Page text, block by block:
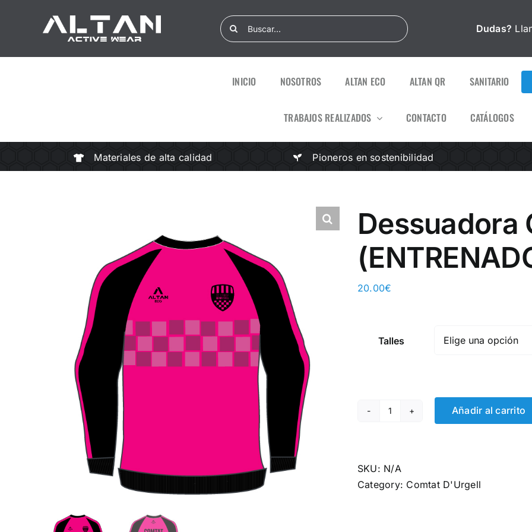
Search
for:
Dudas?
INICIO NOSOTROS ALTAN ECO ALTAN QR SANITARIO
TRABAJOS REALIZADOS CONTACTO CATÁLOGOS
Materiales de alta calidad Pioneros en sostenibilidad
Dessuadora
20.00€
Talles
Dessuadora
(ENTRENADOR)
quantity
Añadir al carrito
SKU: N/A
Category: Comtat D'Urgell